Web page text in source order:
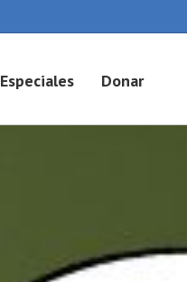
Especiales Donar